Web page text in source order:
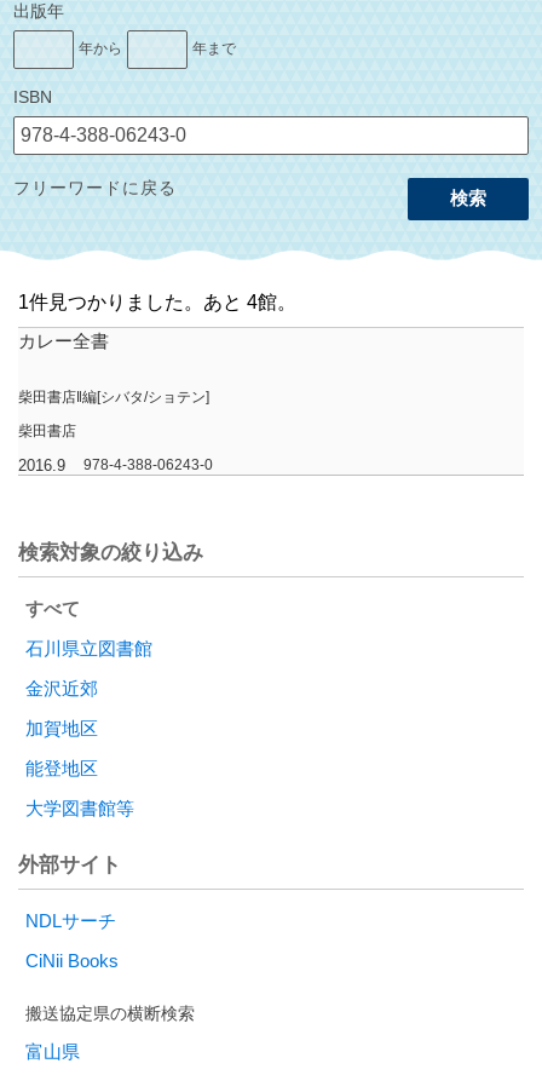
出版年
年から 年まで
ISBN
検索
フリーワードに戻る
1件見つかりました。あと 1館。
カレー全書
柴田書店‖編[シバタ/ショテン]
柴田書店
2016.9 978-4-388-06243-0
検索対象の絞り込み
すべて
石川県立図書館
金沢近郊
加賀地区
能登地区
大学図書館等
外部サイト
NDLサーチ
CiNii Books
富山県